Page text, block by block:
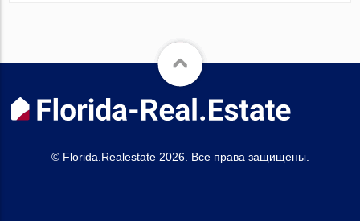
© Florida.Realestate 2026. Все права защищены.